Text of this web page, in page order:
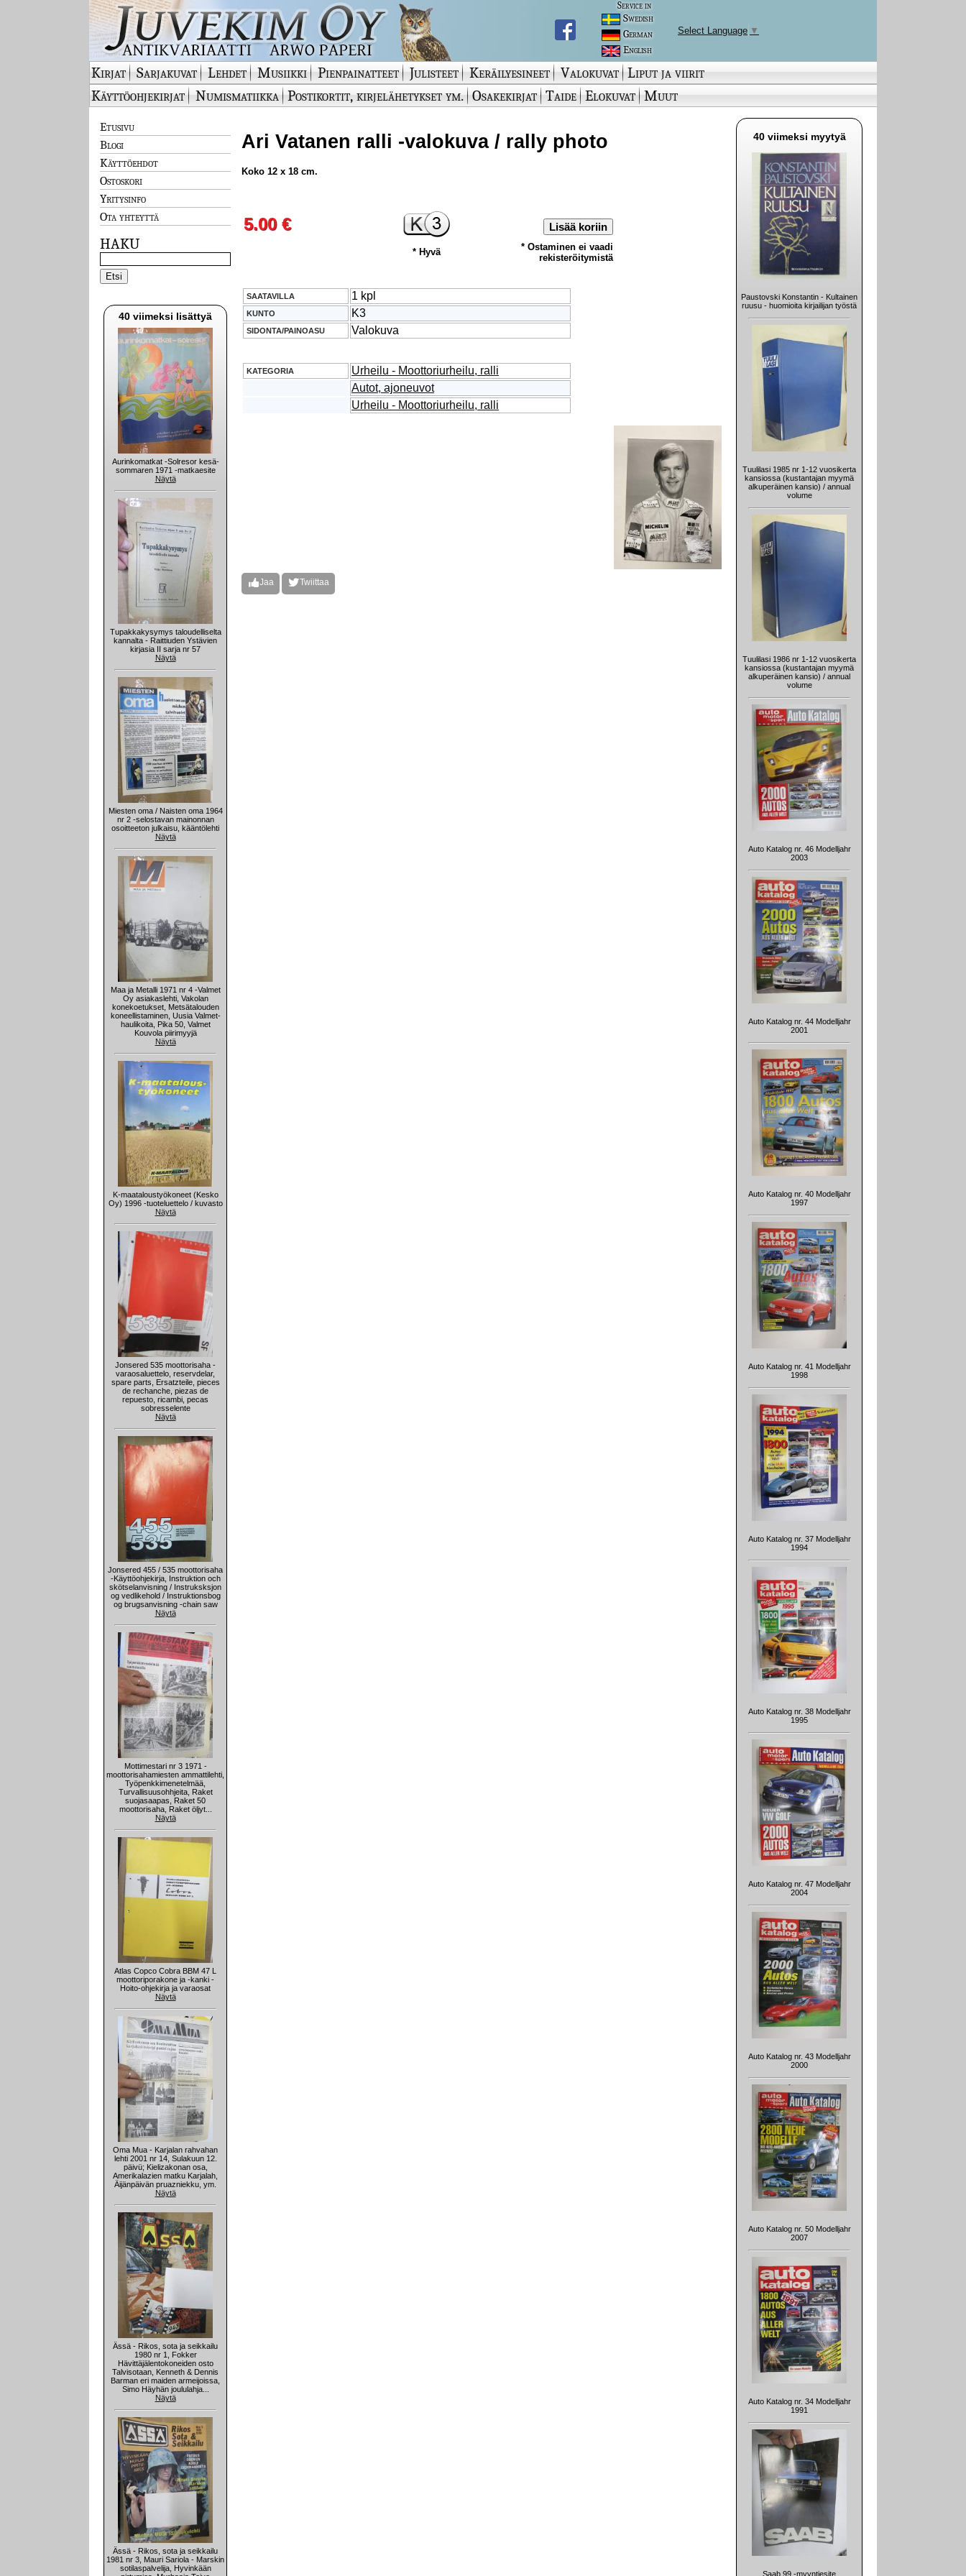
Service in
Swedish
German
English
Select Language ▼
Kirjat Sarjakuvat Lehdet Musiikki Pienpainatteet Julisteet Keräilyesineet Valokuvat Liput ja viirit
Käyttöohjekirjat
Numismatiikka Postikortit, kirjelähetykset ym. Osakekirjat Taide Elokuvat Muut
Etusivu
Blogi
Käyttöehdot
Ostoskori
Yritysinfo
Ota yhteyttä
HAKU
40 viimeksi lisättyä
Aurinkomatkat -Solresor kesä-
sommaren 1971 -matkaesite
Näytä
Tupakkakysymys taloudelliselta
kannalta - Raittiuden Ystävien
kirjasia II sarja nr 57
Näytä
Miesten oma / Naisten oma 1964
nr 2 -selostavan mainonnan
osoitteeton julkaisu, kääntölehti
Näytä
Maa ja Metalli 1971 nr 4 -Valmet
Oy asiakaslehti, Vakolan
konekoetukset, Metsätalouden
koneellistaminen, Uusia Valmet-
haulikoita, Pika 50, Valmet
Kouvola piirimyyjä
Näytä
K-maataloustyökoneet (Kesko
Oy) 1996 -tuoteluettelo / kuvasto
Näytä
Jonsered 535 moottorisaha -
varaosaluettelo, reservdelar,
spare parts, Ersatzteile, pieces
de rechanche, piezas de
repuesto, ricambi, pecas
sobresselente
Näytä
Jonsered 455 / 535 moottorisaha
-Käyttöohjekirja, Instruktion och
skötselanvisning / Instruksksjon
og vedlikehold / Instruktionsbog
og brugsanvisning -chain saw
Näytä
Mottimestari nr 3 1971 -
moottorisahamiesten ammattilehti,
Työpenkkimenetelmää,
Turvallisuusohhjeita, Raket
suojasaapas, Raket 50
moottorisaha, Raket öljyt...
Näytä
Atlas Copco Cobra BBM 47 L
moottoriporakone ja -kanki -
Hoito-ohjekirja ja varaosat
Näytä
Oma Mua - Karjalan rahvahan
lehti 2001 nr 14, Sulakuun 12.
päivü; Kielizakonan osa,
Amerikalazien matku Karjalah,
Äijänpäivän pruazniekku, ym.
Näytä
Ässä - Rikos, sota ja seikkailu
1980 nr 1, Fokker
Hävittäjälentokoneiden osto
Talvisotaan, Kenneth & Dennis
Barman eri maiden armeijoissa,
Simo Häyhän joululahja...
Näytä
Ässä - Rikos, sota ja seikkailu
1981 nr 3, Mauri Sariola - Marskin
sotilaspalvelija, Hyvinkään
Ari Vatanen ralli -valokuva / rally photo
Koko 12 x 18 cm.
5.00 € Lisää koriin
* Hyvä
* Ostaminen ei vaadi
rekisteröitymistä
SAATAVILLA 1 kpl
KUNTO K3
SIDONTA/PAINOASU Valokuva
KATEGORIA
Urheilu - Moottoriurheilu, ralli
Autot, ajoneuvot
Urheilu - Moottoriurheilu, ralli
Jaa Twiittaa
40 viimeksi myytyä
Paustovski Konstantin - Kultainen
ruusu - huomioita kirjailijan työstä
Tuulilasi 1985 nr 1-12 vuosikerta
kansiossa (kustantajan myymä
alkuperäinen kansio) / annual
volume
Tuulilasi 1986 nr 1-12 vuosikerta
kansiossa (kustantajan myymä
alkuperäinen kansio) / annual
volume
Auto Katalog nr. 46 Modelljahr
2003
Auto Katalog nr. 44 Modelljahr
2001
Auto Katalog nr. 40 Modelljahr
1997
Auto Katalog nr. 41 Modelljahr
1998
Auto Katalog nr. 37 Modelljahr
1994
Auto Katalog nr. 38 Modelljahr
1995
Auto Katalog nr. 47 Modelljahr
2004
Auto Katalog nr. 43 Modelljahr
2000
Auto Katalog nr. 50 Modelljahr
2007
Auto Katalog nr. 34 Modelljahr
1991
Saab 99 -myyntiesite